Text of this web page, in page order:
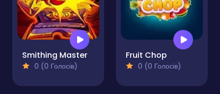
Smithing Master
0 (0 Голосів)
Fruit Chop
0 (0 Голосів)